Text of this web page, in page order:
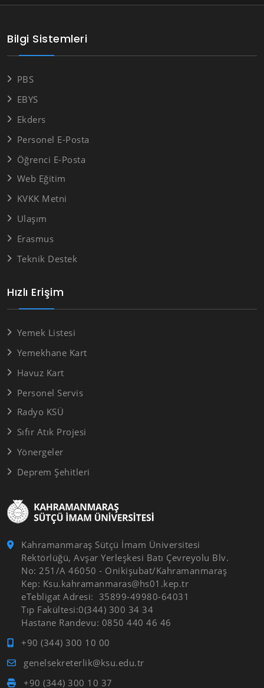
Kahramanmaraş Sütçü İmam Üniversitesi
Rektörlüğü, Avşar Yerleşkesi Batı Çevreyolu Blv.
No: 251/A 46050 - Onikişubat/Kahramanmaraş
Kep: Ksu.kahramanmaras@hs01.kep.tr
eTebligat Adresi: 35899-49980-64031
Tıp Fakültesi:0(344) 300 34 34
Hastane Randevu: 0850 440 46 46
+90 (344) 300 10 00
genelsekreterlik@ksu.edu.tr
+90 (344) 300 10 37
Hızlı Erişim
Yemek Listesi
Yemekhane Kart
Havuz Kart
Personel Servis
Radyo KSÜ
Sıfır Atık Projesi
Yönergeler
Deprem Şehitleri
Bilgi Sistemleri
PBS
EBYS
Ekders
Personel E-Posta
Öğrenci E-Posta
Web Eğitim
KVKK Metni
Ulaşım
Erasmus
Teknik Destek